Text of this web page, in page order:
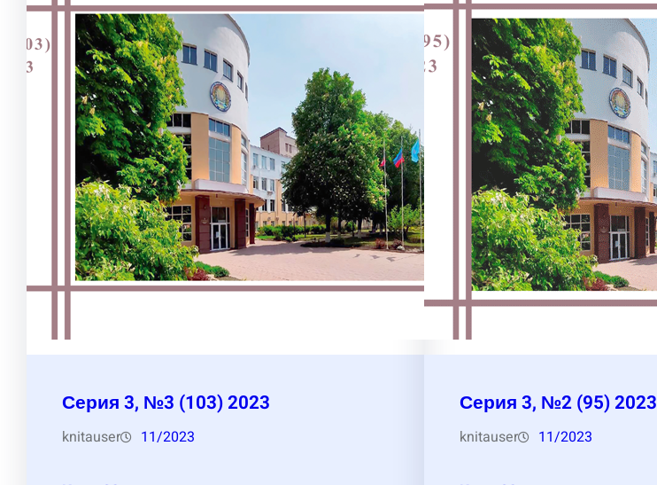
Серия 3, №3 (103) 2023
knitauser 11/2023
Серия 3, №2 (95) 2023
knitauser 11/2023